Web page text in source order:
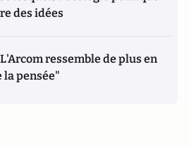
des idées
ressemble de plus en
la pensée"